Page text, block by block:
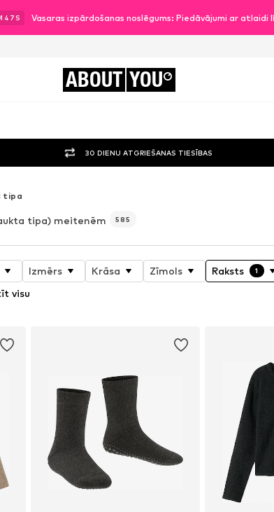
45 S Vasaras izpārdošanas noslēgums: Piedāvājumi ar atlaidi
ABOUT YOU
30 DIENU ATGRIEŠANAS TIESĪBAS
tipa
tipa) meitenēm 585
Izmērs Krāsa Zīmols Raksts 1
visu